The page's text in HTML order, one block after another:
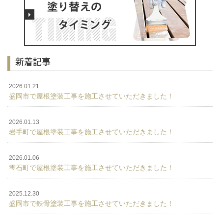
新着記事
2026.01.21
盛岡市で屋根塗装工事を施工させていただきました！
2026.01.13
岩手町で屋根塗装工事を施工させていただきました！
2026.01.06
雫石町で屋根塗装工事を施工させていただきました！
2025.12.30
盛岡市で鉄骨塗装工事を施工させていただきました！